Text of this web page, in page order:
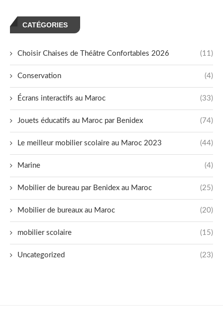
CATÉGORIES
Choisir Chaises de Théâtre Confortables 2026 (11)
Conservation (4)
Écrans interactifs au Maroc (33)
Jouets éducatifs au Maroc par Benidex (74)
Le meilleur mobilier scolaire au Maroc 2023 (44)
Marine (4)
Mobilier de bureau par Benidex au Maroc (25)
Mobilier de bureaux au Maroc (20)
mobilier scolaire (15)
Uncategorized (23)